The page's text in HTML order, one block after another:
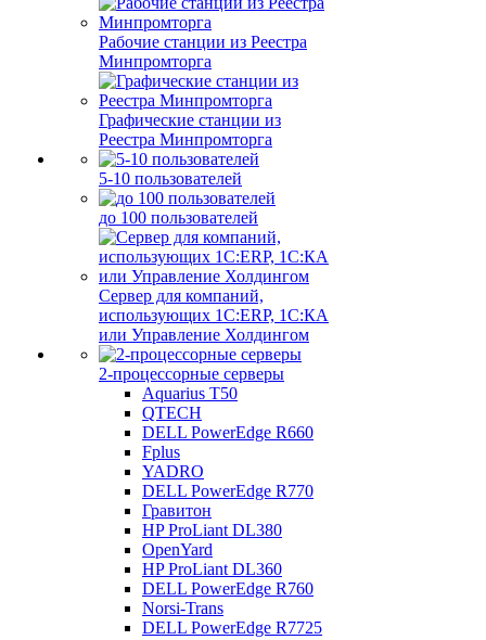
Рабочие станции из Реестра
Минпромторга
Графические станции из
Реестра Минпромторга
5-10 пользователей
до 100 пользователей
Сервер для компаний,
использующих 1C:ERP, 1С:КА
или Управление Холдингом
2-процессорные серверы
Aquarius T50
QTECH
DELL PowerEdge R660
Fplus
YADRO
DELL PowerEdge R770
Гравитон
HP ProLiant DL380
OpenYard
HP ProLiant DL360
DELL PowerEdge R760
Norsi-Trans
DELL PowerEdge R7725